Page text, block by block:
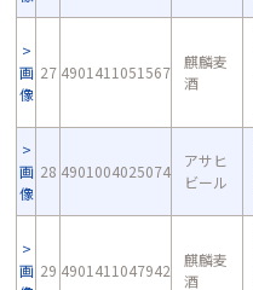
画
像
27 4901411051567
麒麟麦
酒
画
像
28 4901004025074
アサヒ
ビール
画 29 4901411047942
麒麟麦
酒